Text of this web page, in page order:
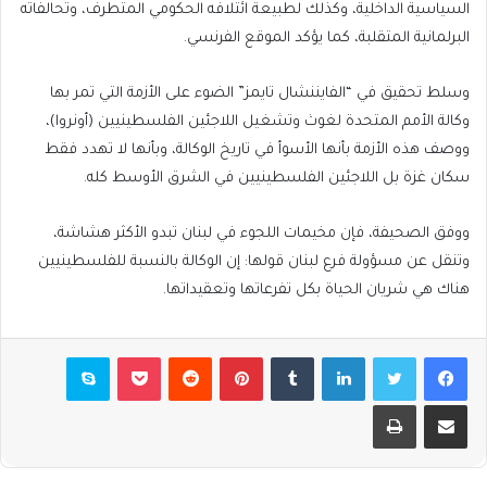
السياسية الداخلية، وكذلك لطبيعة ائتلافه الحكومي المتطرف، وتحالفاته
البرلمانية المتقلبة، كما يؤكد الموقع الفرنسي.
وسلط تحقيق في “الفايننشال تايمز” الضوء على الأزمة التي تمر بها
وكالة الأمم المتحدة لغوث وتشغيل اللاجئين الفلسطينيين (أونروا)،
ووصف هذه الأزمة بأنها الأسوأ في تاريخ الوكالة، وبأنها لا تهدد فقط
سكان غزة بل اللاجئين الفلسطينيين في الشرق الأوسط كله.
ووفق الصحيفة، فإن مخيمات اللجوء في لبنان تبدو الأكثر هشاشة،
وتنقل عن مسؤولة فرع لبنان قولها: إن الوكالة بالنسبة للفلسطينيين
هناك هي شريان الحياة بكل تفرعاتها وتعقيداتها.
فيسبوكتويتر لينكدإن بينتيريست بوكيت سكايب
مشاركة عبر البريد طباعة